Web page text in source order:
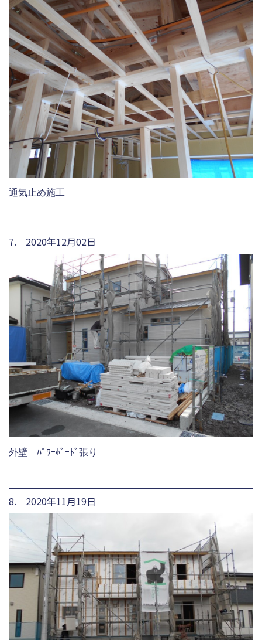
通気止め施工
7. 2020年12月02日
外壁 ﾊﾟﾜｰﾎﾞｰﾄﾞ張り
8. 2020年11月19日